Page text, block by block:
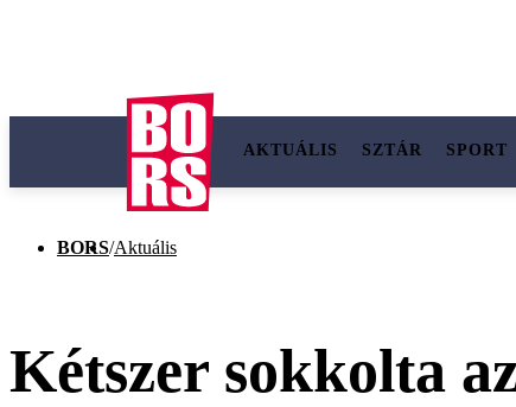
AKTUÁLIS SZTÁR SPORT
BORS/Aktuális
Kétszer sokkolta